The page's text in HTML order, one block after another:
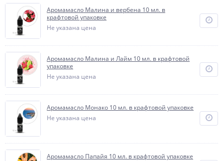
Аромамасло Малина и вербена 10 мл. в
крафтовой упаковке
Не указана цена
Аромамасло Малина и Лайм 10 мл. в крафтовой
упаковке
Не указана цена
Аромамасло Монако 10 мл. в крафтовой упаковке
Не указана цена
Аромамасло Папайя 10 мл. в крафтовой упаковке